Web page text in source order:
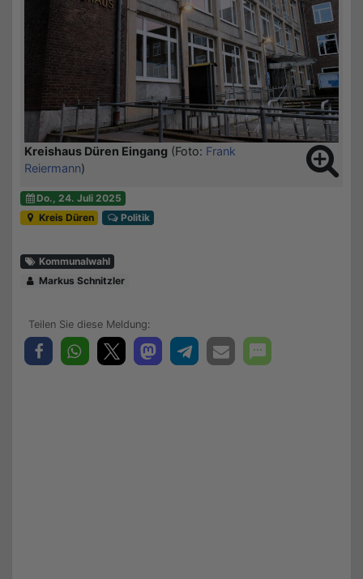
Kreishaus Düren Eingang (Foto: Frank
Reiermann)
Do., 24. Juli 2025
Kreis Düren
Politik
Kommunalwahl
Markus Schnitzler